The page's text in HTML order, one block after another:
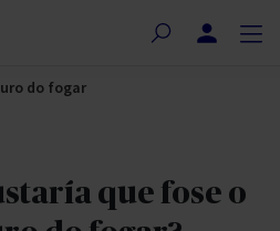
do fogar
que fose o